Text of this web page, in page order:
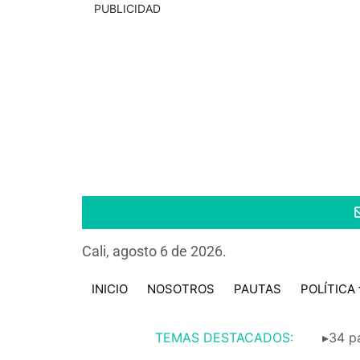
PUBLICIDAD
Cali, agosto 6 de 2026.
INICIO NOSOTROS PAUTAS POLÍTICA
TEMAS DESTACADOS: ▸34